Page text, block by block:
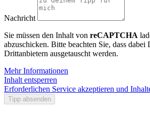
Nachricht
Sie müssen den Inhalt von reCAPTCHA
abzuschicken. Bitte beachten Sie, dass dabei
Drittanbietern ausgetauscht werden.
Mehr Informationen
Inhalt entsperren
Erforderlichen Service akzeptieren und
Tipp absenden